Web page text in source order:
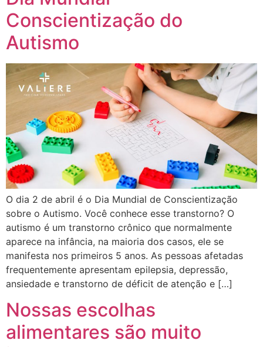
Conscientização do
Autismo
O dia 2 de abril é o Dia Mundial de Conscientização
sobre o Autismo. Você conhece esse transtorno? O
autismo é um transtorno crônico que normalmente
aparece na infância, na maioria dos casos, ele se
manifesta nos primeiros 5 anos. As pessoas afetadas
frequentemente apresentam epilepsia, depressão,
ansiedade e transtorno de déficit de atenção e […]
Nossas escolhas
alimentares são muito